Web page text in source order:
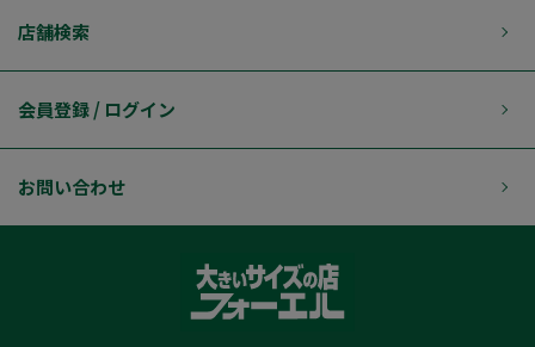
店舗検索
会員登録 / ログイン
お問い合わせ